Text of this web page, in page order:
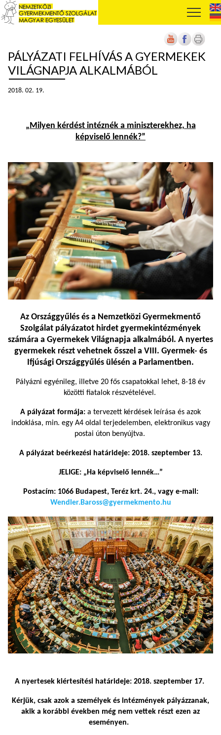
PÁLYÁZATI FELHÍVÁS A GYERMEKEK
VILÁGNAPJA ALKALMÁBÓL
2018. 02. 19.
„Milyen kérdést intéznék a miniszterekhez, ha
képviselő lennék?”
Az Országgyűlés és a Nemzetközi Gyermekmentő
Szolgálat pályázatot hirdet gyermekintézmények
számára a Gyermekek Világnapja alkalmából. A nyertes
gyermekek részt vehetnek ősszel a VIII. Gyermek- és
Ifjúsági Országgyűlés ülésén a Parlamentben.
Pályázni egyénileg, illetve 20 fős csapatokkal lehet, 8-18 év
közötti fiatalok részvételével.
A pályázat formája: a tervezett kérdések leírása és azok
indoklása, min. egy A4 oldal terjedelemben, elektronikus vagy
postai úton benyújtva.
A pályázat beérkezési határideje: 2018. szeptember 13.
JELIGE: „Ha képviselő lennék…”
Postacím: 1066 Budapest, Teréz krt. 24., vagy e-mail:
Wendler.Baross@gyermekmento.hu
A nyertesek kiértesítési határideje: 2018. szeptember 17.
Kérjük, csak azok a személyek és intézmények pályázzanak,
akik a korábbi években még nem vettek részt ezen az
eseményen.